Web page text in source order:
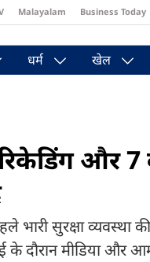
Malayalam Business Today
धर्म खेल
और
भारी सुरक्षा
दौरान मीडिया और